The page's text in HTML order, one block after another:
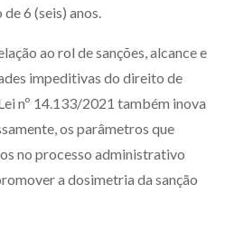
6 (seis) anos.
ao rol de sanções, alcance e
impeditivas do direito de
nº 14.133/2021 também inova
os parâmetros que
no processo administrativo
a dosimetria da sanção